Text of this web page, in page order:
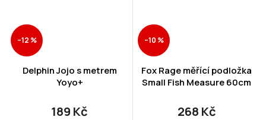
–12 %
Delphin Jojo s metrem
Yoyo+
189 Kč
–10 %
Fox Rage měřící podložka
Small Fish Measure 60cm
268 Kč